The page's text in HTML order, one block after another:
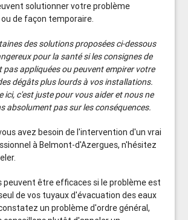
solutionner votre problème
de façon temporaire.
des solutions proposées ci-dessous
pour la santé si les consignes de
pas appliquées ou peuvent empirer votre
dégâts plus lourds à vos installations.
ici, c'est juste pour vous aider et nous ne
absolument pas sur les conséquences.
avez besoin de l'intervention d'un vrai
à Belmont-d'Azergues, n'hésitez
peuvent être efficaces si le problème est
de vos tuyaux d'évacuation des eaux
un problème d'ordre général,